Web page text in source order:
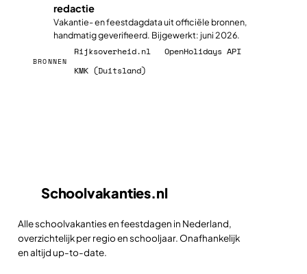
redactie
Vakantie- en feestdagdata uit officiële bronnen,
handmatig geverifieerd. Bijgewerkt: juni 2026.
BRONNEN
Rijksoverheid.nl
OpenHolidays API
KMK (Duitsland)
Schoolvakanties.nl
Alle schoolvakanties en feestdagen in Nederland,
overzichtelijk per regio en schooljaar. Onafhankelijk
en altijd up-to-date.